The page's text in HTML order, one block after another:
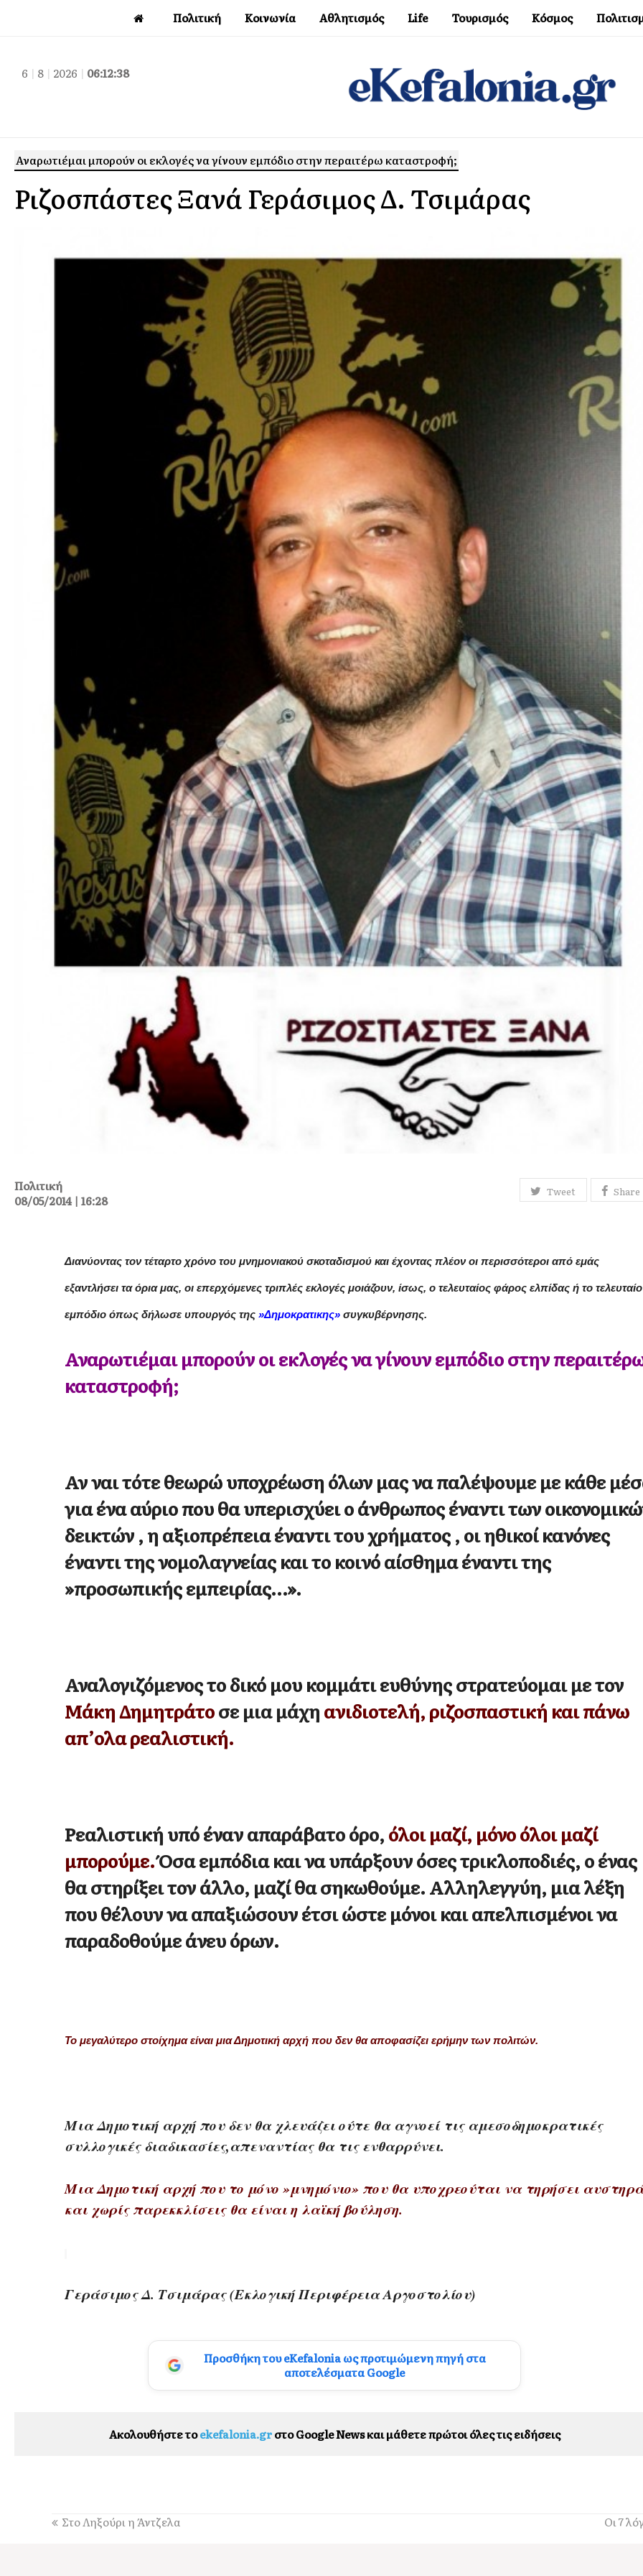
Πολιτική Κοινωνία Αθλητισμός Life Τουρισμός Κόσμος
6 | 8 | 2026 | 06:12:39
Αναρωτιέμαι μπορούν οι εκλογές να γίνουν εμπόδιο στην περαιτέρω καταστροφή;
Ριζοσπάστες Ξανά Γεράσιμος Δ. Τσιμάρας
Tweet Share
Πολιτική
08/05/2014 | 16:28
Διανύοντας τον τέταρτο χρόνο του μνημονιακού σκοταδισμού και έχοντας πλέον οι περισσότεροι από εμάς
εξαντλήσει τα όρια μας, οι επερχόμενες τριπλές εκλογές μοιάζουν, ίσως, ο τελευταίος φάρος ελπίδας ή το τελευταίο
εμπόδιο όπως δήλωσε υπουργός της »Δημοκρατικης» συγκυβέρνησης.
Αναρωτιέμαι μπορούν οι εκλογές να γίνουν εμπόδιο στην
καταστροφή;
Αν ναι τότε θεωρώ υποχρέωση όλων μας να παλέψουμε με κάθε
για ένα αύριο που θα υπερισχύει ο άνθρωπος έναντι των
δεικτών , η αξιοπρέπεια έναντι του χρήματος , οι ηθικοί κανόνες
έναντι της νομολαγνείας και το κοινό αίσθημα έναντι της
»προσωπικής εμπειρίας…».
Αναλογιζόμενος το δικό μου κομμάτι ευθύνης στρατεύομαι με τον
Μάκη Δημητράτοσε μια μάχηανιδιοτελή, ριζοσπαστική και πάνω
απ’ολα ρεαλιστική.
Ρεαλιστική υπό έναν απαράβατο όρο,όλοι μαζί, μόνο όλοι μαζί
μπορούμε.Όσα εμπόδια και να υπάρξουν όσες τρικλοποδιές, ο ένας
θα στηρίξει τον άλλο, μαζί θα σηκωθούμε. Αλληλεγγύη, μια λέξη
που θέλουν να απαξιώσουν έτσι ώστε μόνοι και απελπισμένοι να
παραδοθούμε άνευ όρων.
Το μεγαλύτερο στοίχημα είναι μια Δημοτική αρχή που δεν θα αποφασίζει ερήμην των πολιτών.
Μια Δημοτική αρχή που δεν θα χλευάζει ούτε θα αγνοεί τις αμεσοδημοκρατικές
συλλογικές διαδικασίες,απεναντίας θα τις ενθαρρύνει.
Μια Δημοτική αρχή που το μόνο »μνημόνιο» που θα υποχρεούται να τηρήσει
και χωρίς παρεκκλίσεις θα είναι η λαϊκή βούληση.
Γεράσιμος Δ. Τσιμάρας (Εκλογική Περιφέρεια Αργοστολίου)
Προσθήκη του eKefalonia ως προτιμώμενη πηγή στα
αποτελέσματα Google
Ακολουθήστε τοekefalonia.grστο Google News και μάθετε πρώτοι όλες τις ειδήσεις
Στο Ληξούρι η Άντζελα Οι 7